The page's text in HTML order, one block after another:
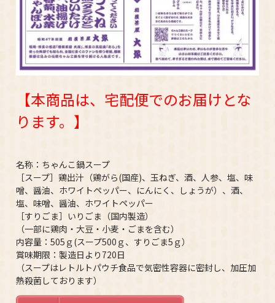
【本商品は、宅配便でのお届けとな
ります。】
名称：ちゃんこ鍋スープ
［スープ］鶏出汁（鶏がら(国産)、玉ねぎ、酒、人参、塩、味
噌、醤油、ホワイトペッパー、にんにく、しょうが）、酒、
塩、味噌、醤油、ホワイトペッパー
［すりごま］いりごま（国内製造）
（一部に鶏肉・大豆・小麦・ごまを含む）
内容量：505ｇ(スープ500ｇ、すりごま5ｇ）
賞味期限：製造日より720日
（スープはレトルトパウチ食品で気密性容器に密封し、加圧加
熱殺菌しております）